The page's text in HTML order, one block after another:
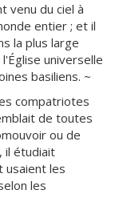
venu du ciel à
entier ; et il
la plus large
universelle
basiliens. ~
compatriotes
de toutes
ou de
il étudiait
usaient les
les